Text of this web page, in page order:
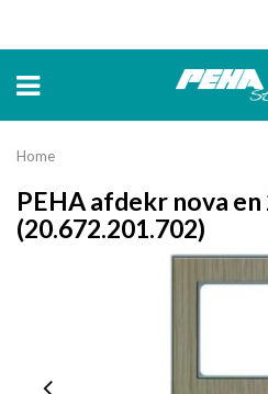
Home
PEHA afdekr nova
(20.672.201.702)